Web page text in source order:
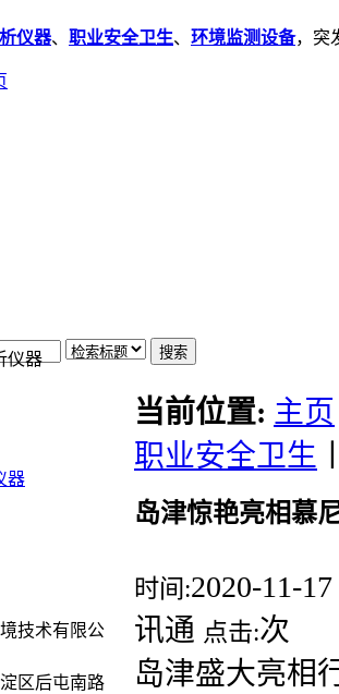
仪器、 职业安全卫生、 环境监测设备，突
搜索
器
技术有限公
区后屯南路
当前位置: 主页
职业安全卫生
岛津惊艳亮相慕
时间:2020-11-
讯通 点击:次
岛津盛大亮相